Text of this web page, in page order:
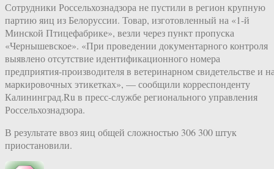
Сотрудники Россельхознадзора не пустили в регион крупную
партию яиц из Белоруссии. Товар, изготовленный на «1-й
Минской Птицефабрике», везли через пункт пропуска
«Чернышевское». «При проведении документарного контроля
выявлено отсутствие идентификационного номера
предприятия-производителя в ветеринарном свидетельстве и
маркировочных этикетках», — сообщили корреспонденту
Калининград.Ru в пресс-службе регионального управления
Россельхознадзора.
В результате ввоз яиц общей сложностью 306 300 штук
приостановили.